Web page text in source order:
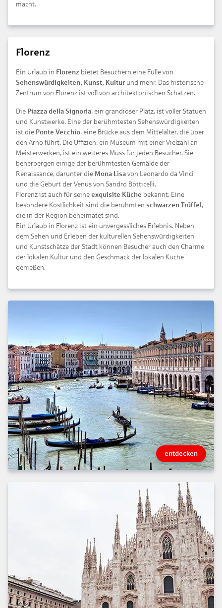
macht.
Florenz
Ein Urlaub in Florenz bietet Besuchern eine Fülle von
Sehenswürdigkeiten, Kunst, Kulturund mehr. Das historische
Zentrum von Florenz ist voll von architektonischen Schätzen.
Die Piazza della Signoria, ein grandioser Platz, ist voller Statuen
und Kunstwerke. Eine der berühmtesten Sehenswürdigkeiten
ist die Ponte Vecchio, eine Brücke aus dem Mittelalter, die über
den Arno führt. Die Uffizien, ein Museum mit einer Vielzahl an
Meisterwerken, ist ein weiteres Muss für jeden Besucher. Sie
beherbergen einige der berühmtesten Gemälde der
Renaissance, darunter die Mona Lisa von Leonardo da Vinci
und die Geburt der Venus von Sandro Botticelli.
Florenz ist auch für seine exquisite Küche bekannt. Eine
besondere Köstlichkeit sind die berühmten schwarzen Trüffel ,
die in der Region beheimatet sind.
Ein Urlaub in Florenz ist ein unvergessliches Erlebnis. Neben
dem Sehen und Erleben der kulturellen Sehenswürdigkeiten
und Kunstschätze der Stadt können Besucher auch den Charme
der lokalen Kultur und den Geschmack der lokalen Küche
genießen.
entdecken